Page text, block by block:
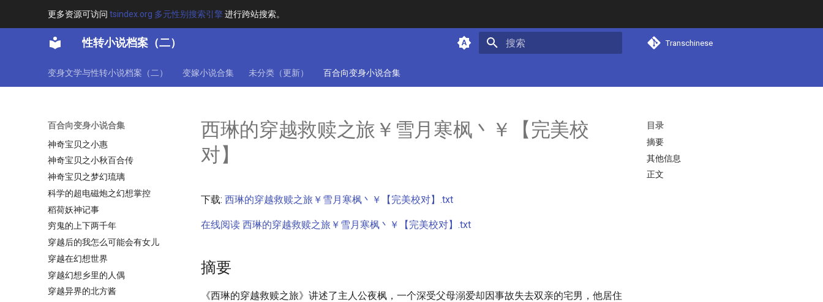
更多资源可访问 tsindex.org 多元性别搜索引擎进行跨站搜索。
性转小说档案（二） Transchinese
变身文学与性转小说档案（二） 变嫁小说合集 未分类（更新） 百合向变身小说合集
百合向变身小说合集
直播变身海贼女帝
真理与死亡之书
真白同学好像有点怪
破寰碎宇
神之祭奠
神奇宝贝之小惠
神奇宝贝之小秋百合传
神奇宝贝之梦幻琉璃
科学的超电磁炮之幻想掌控
稻荷妖神记事
穷鬼的上下两千年
穿越后的我怎么可能会有女儿
穿越在幻想世界
穿越幻想乡里的人偶
穿越异界的北方酱
目录
摘要
其他信息
正文
西琳的穿越救赎之旅￥雪月寒枫丶￥【完美校
对】
下载: 西琳的穿越救赎之旅￥雪月寒枫丶￥【完美校对】.txt
在线阅读 西琳的穿越救赎之旅￥雪月寒枫丶￥【完美校对】.txt
摘要
《西琳的穿越救赎之旅》讲述了主人公夜枫，一个深受父母溺爱却因事故失去双亲的宅男，他居住